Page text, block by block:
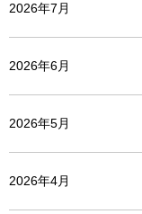
2026年7月
2026年6月
2026年5月
2026年4月